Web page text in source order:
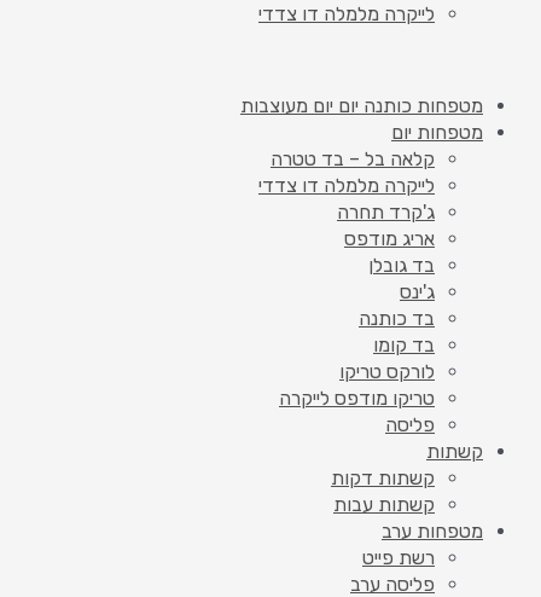
לייקרה מלמלה דו צדדי
מטפחות כותנה יום יום מעוצבות
מטפחות יום
קלאה בל – בד טטרה
לייקרה מלמלה דו צדדי
ג'קרד תחרה
אריג מודפס
בד גובלן
ג'ינס
בד כותנה
בד קומו
לורקס טריקו
טריקו מודפס לייקרה
פליסה
קשתות
קשתות דקות
קשתות עבות
מטפחות ערב
רשת פייט
פליסה ערב